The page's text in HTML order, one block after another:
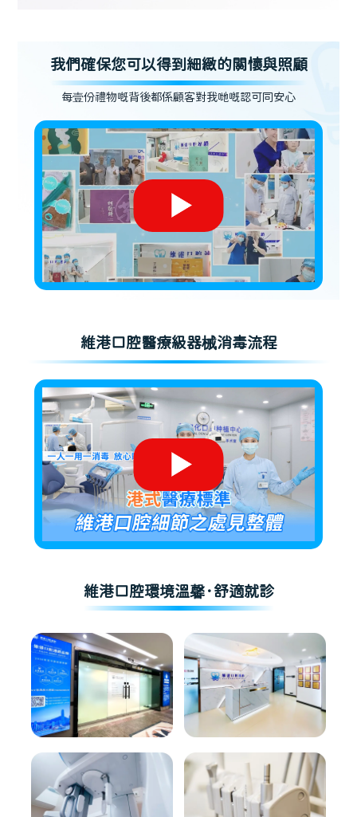
我們確保您可以得到細緻的關懷與照顧
每壹份禮物嘅背後都係顧客對我哋嘅認可同安心
維港口腔醫療級器械消毒流程
維港口腔環境溫馨·舒適就診